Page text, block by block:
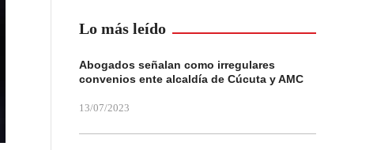
Lo más leído
Abogados señalan como irregulares
convenios ente alcaldía de Cúcuta y AMC
13/07/2023